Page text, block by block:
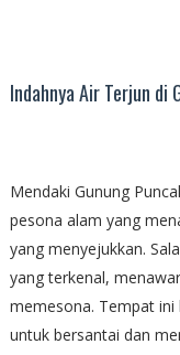
Indahnya Air Terjun di
Mendaki Gunung
pesona alam yang
yang menyejukkan.
yang terkenal,
memesona. Tempat
untuk bersantai dan